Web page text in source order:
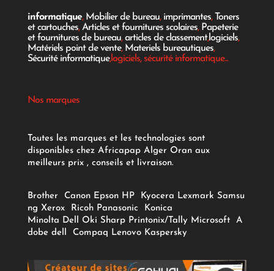
informatique, Mobilier de bureau, imprimantes,Toners
et cartouches,Articles et fournitures scolaires, Papeterie
et fournitures de bureau,articles de classement,logiciels,
Matériels point de vente, Materiels bureautiques,
Sécurité informatique,logiciels, sécurité informatique...
Nos marques
Toutes les marques et les technologies sont
disponibles chez Africapap Alger Oran aux
meilleurs prix , conseils et livraison.
Brother Canon Epson HP Kyocera Lexmark Samsu
ng Xerox Ricoh Panasonic
Konica
Minolta Dell Oki Sharp Printonix/Tally Microsoft
A
dobe dell Compaq Lenovo Kaspersky